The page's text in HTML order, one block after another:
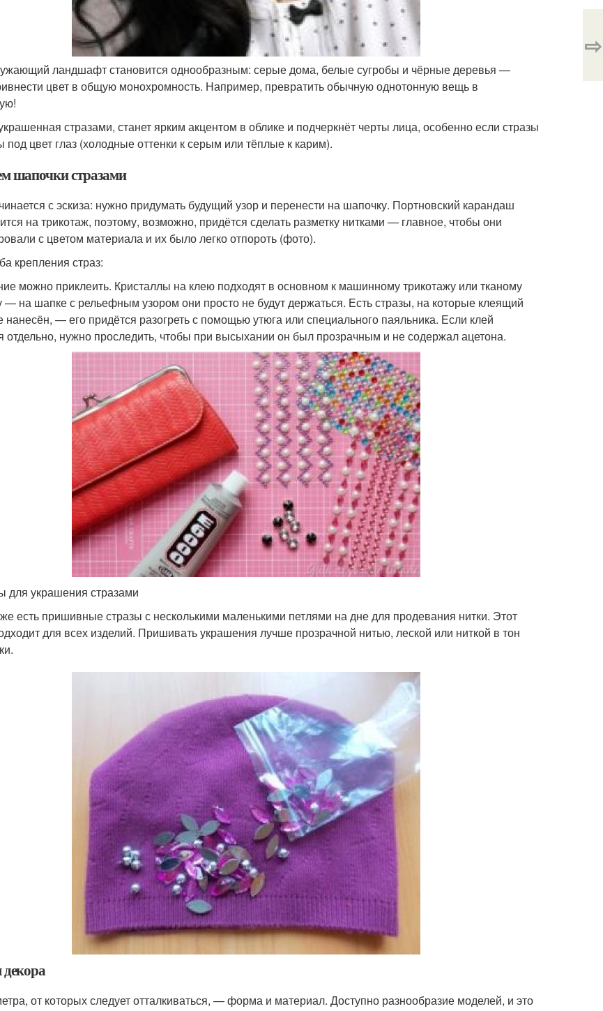
ландшафт становится однообразным: серые дома, белые сугробы и чёрные деревья —
цвет в общую монохромность. Например, превратить обычную однотонную вещь в
стразами, станет ярким акцентом в облике и подчеркнёт черты лица, особенно если стразы
под цвет глаз (холодные оттенки к серым или тёплые к карим).
шапочки стразами
с эскиза: нужно придумать будущий узор и перенести на шапочку. Портновский карандаш
на трикотаж, поэтому, возможно, придётся сделать разметку нитками — главное, чтобы они
с цветом материала и их было легко отпороть (фото).
крепления страз:
можно приклеить. Кристаллы на клею подходят в основном к машинному трикотажу или тканому
— на шапке с рельефным узором они просто не будут держаться. Есть стразы, на которые клеящий
нанесён, — его придётся разогреть с помощью утюга или специального паяльника. Если клей
отдельно, нужно проследить, чтобы при высыхании он был прозрачным и не содержал ацетона.
для украшения стразами
есть пришивные стразы с несколькими маленькими петлями на дне для продевания нитки. Этот
для всех изделий. Пришивать украшения лучше прозрачной нитью, леской или ниткой в тон
от которых следует отталкиваться, — форма и материал. Доступно разнообразие моделей, и это
⇨